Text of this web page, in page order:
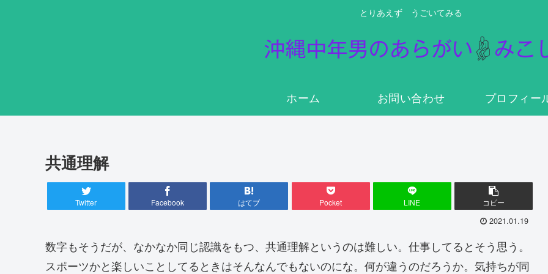
とりあえず うごいてみる
ホーム お問い合わせ プロフィー
共通理解
Twitter Facebook はてブ Pocket LINE コピー
2021.01.19
数字もそうだが、なかなか同じ認識をもつ、共通理解というのは難しい。仕事してるとそう思う。
スポーツかと楽しいことしてるときはそんなんでもないのにな。何が違うのだろうか。気持ちが同